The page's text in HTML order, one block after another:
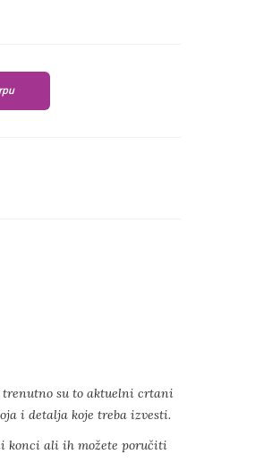
su to aktuelni crtani
i detalja koje treba izvesti.
konci ali ih možete poručiti